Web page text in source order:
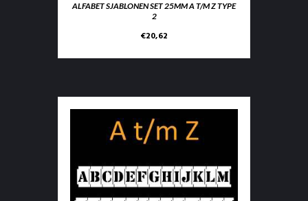
ALFABET SJABLONEN SET 25MM A T/M Z TYPE
2
€20,62